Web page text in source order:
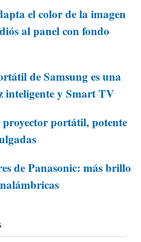
el color de la imagen
al panel con fondo
de Samsung es una
inteligente y Smart TV
portátil, potente
de Panasonic: más brillo